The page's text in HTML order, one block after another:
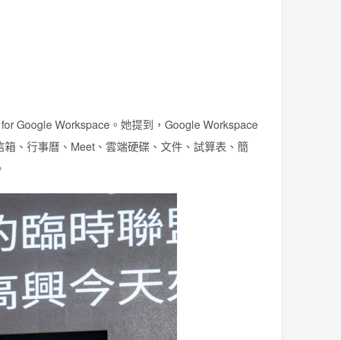
Google Workspace。她提到，Google Workspace
、行事曆、Meet、雲端硬碟、文件、試算表、簡